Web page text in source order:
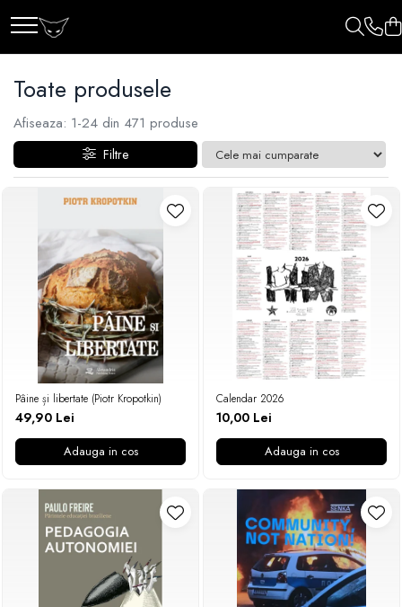
Toate produsele
Afiseaza: 1-24 din 471 produse
Filtre
Pâine și libertate (Piotr Kropotkin)
49,90 Lei
Adauga in cos
Calendar 2026
10,00 Lei
Adauga in cos